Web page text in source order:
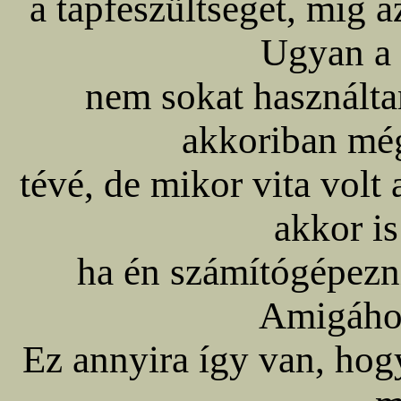
a tápfeszültséget, míg
Ugyan a
nem sokat
akkoriban
tévé, de mikor vita volt
akkor
ha én
Ez annyira így van,